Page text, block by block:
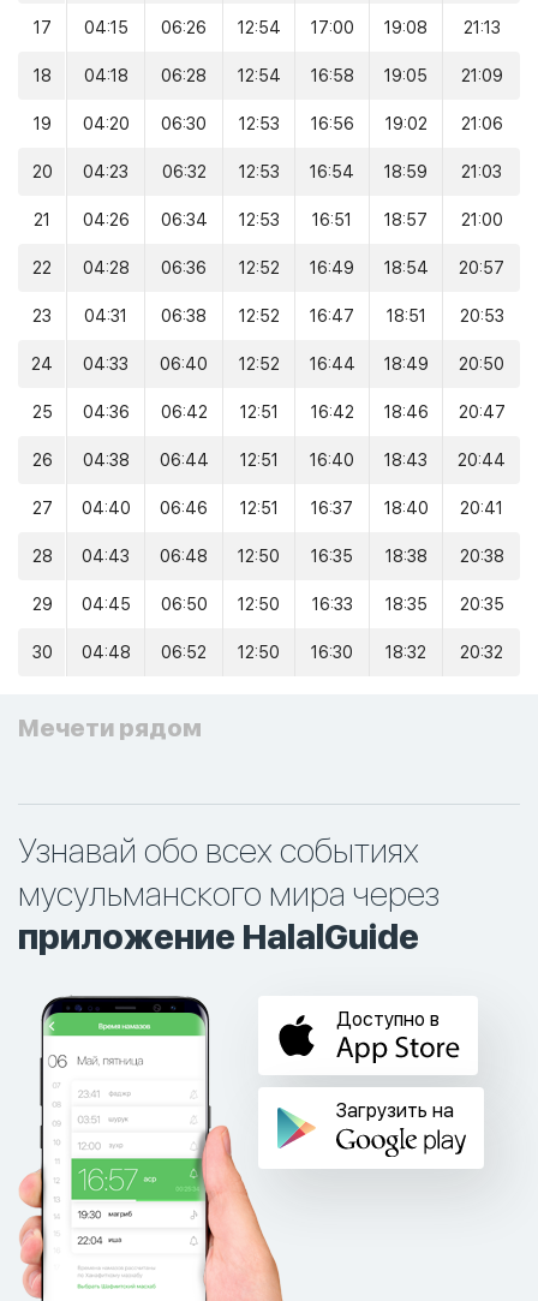
17 04:15 06:26 12:54 17:00 19:08 21:13
18 04:18 06:28 12:54 16:58 19:05 21:09
19 04:20 06:30 12:53 16:56 19:02 21:06
20 04:23 06:32 12:53 16:54 18:59 21:03
21 04:26 06:34 12:53 16:51 18:57 21:00
22 04:28 06:36 12:52 16:49 18:54 20:57
23 04:31 06:38 12:52 16:47 18:51 20:53
24 04:33 06:40 12:52 16:44 18:49 20:50
25 04:36 06:42 12:51 16:42 18:46 20:47
26 04:38 06:44 12:51 16:40 18:43 20:44
27 04:40 06:46 12:51 16:37 18:40 20:41
28 04:43 06:48 12:50 16:35 18:38 20:38
29 04:45 06:50 12:50 16:33 18:35 20:35
30 04:48 06:52 12:50 16:30 18:32 20:32
Мечети рядом
Узнавай обо всех событиях
мусульманского мира через
приложение HalalGuide
Доступно в
Загрузить на